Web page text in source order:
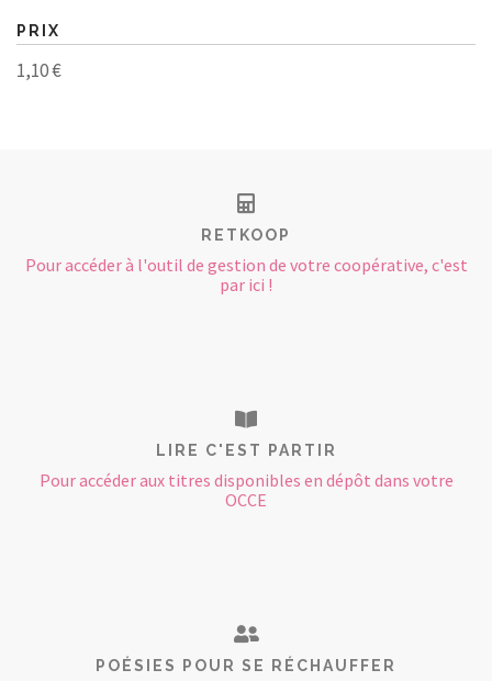
PRIX
1,10 €
RETKOOP
Pour accéder à l'outil de gestion de votre coopérative, c'est
par ici !
LIRE C'EST PARTIR
Pour accéder aux titres disponibles en dépôt dans votre
OCCE
POÉSIES POUR SE RÉCHAUFFER